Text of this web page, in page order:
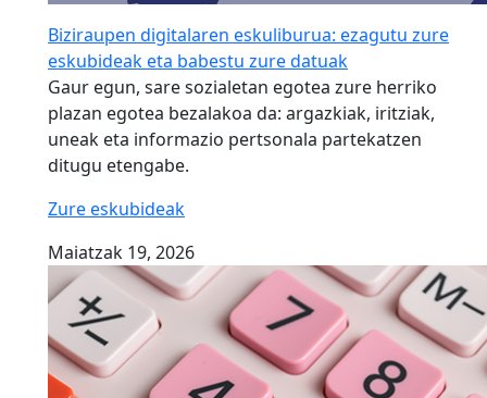
Biziraupen digitalaren eskuliburua: ezagutu zure
eskubideak eta babestu zure datuak
Gaur egun, sare sozialetan egotea zure herriko
plazan egotea bezalakoa da: argazkiak, iritziak,
uneak eta informazio pertsonala partekatzen
ditugu etengabe.
Zure eskubideak
Maiatzak 19, 2026